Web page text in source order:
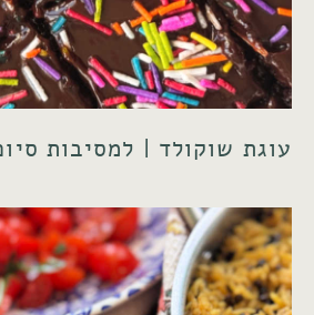
עוגת שוקולד | למסיבות